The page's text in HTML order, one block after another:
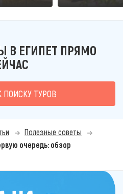
В ЕГИПЕТ ПРЯМО
ПОИСКУ ТУРОВ
Полезные советы
очередь: обзор